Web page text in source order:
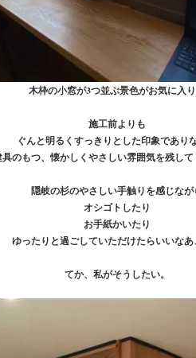
木枠の小窓が3つ並ぶ景色がお気に入
施工前よりも
ぐんと明るくすっきりとした印象であり
のもつ、懐かしくやさしい雰囲気を残し
隠岐の杉のやさしい手触りを感じなが
オシゴトしたり
お手紙かいたり
ゆったりと過ごしていただけたらいいな
てか、私がそうしたい。